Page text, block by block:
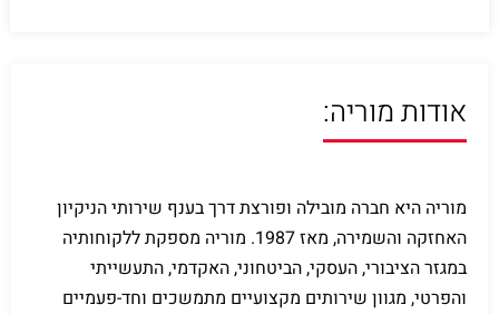
אודות מוריה:
מוריה היא חברה מובילה ופורצת דרך בענף שירותי הניקיון
האחזקה והשמירה, מאז 1987. מוריה מספקת ללקוחותיה
במגזר הציבורי, העסקי, הביטחוני, האקדמי, התעשייתי
והפרטי, מגוון שירותים מקצועיים מתמשכים וחד-פעמיים